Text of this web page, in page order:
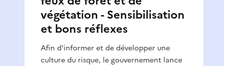
végétation - Sensibilisation
et bons réflexes
Afin d'informer et de développer une
culture du risque, le gouvernement lance